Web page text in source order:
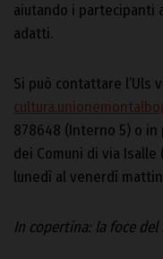
aiutando i partecipanti
adatti.
Si può contattare l’Uls
878648 (Interno 5) o
dei Comuni di via
lunedì al venerdì
In copertina: la foce del